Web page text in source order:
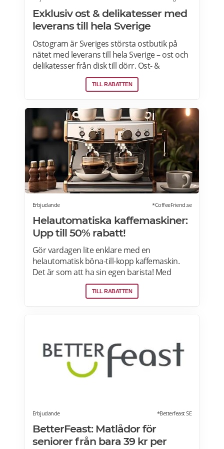
Exklusiv ost & delikatesser med
leverans till hela Sverige
Ostogram är Sveriges största ostbutik på
nätet med leverans till hela Sverige – ost och
delikatesser från disk till dörr. Ost- &
charkprodukter. Färdiga presentlådor.
Ostbrickor. Ostogram skickar alla paket med
innebär att paketet ställs utanför dörren vid
leverans. Läs mer om Ostogram
erbjudanden här>>>
TILL RABATTEN
Erbjudande *CoffeeFriend.se
Helautomatiska kaffemaskiner:
Upp till 50% rabatt!
Gör vardagen lite enklare med en
helautomatisk böna-till-kopp kaffemaskin.
Det är som att ha sin egen barista! Med
kaffemaskiner har du möjlighet att finjustera
styrka, temperatur, arominställning
TILL RABATTEN
Erbjudande *Betterfeast SE
BetterFeast: Matlådor för
seniorer från bara 39 kr per